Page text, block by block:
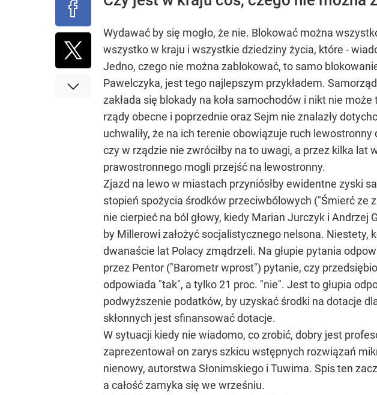
Wydawać by się mogło, że nie. Blokować można
wszystko w kraju i wszystkie dziedziny życia, które -
Jedno, czego nie można zablokować, to samo
Pawelczyka, jest tego najlepszym przykładem.
zakłada się blokady na koła samochodów i nikt nie
rządy obecne i poprzednie oraz Sejm nie znalazły
uchwaliły, że na ich terenie obowiązuje ruch
czy w rządzie nie zwróciłby na to uwagi, a przez kilka
prawostronnego mogli przejść na lewostronny.
Zjazd na lewo w miastach przyniósłby ewidentne zyski
stopień spożycia środków przeciwbólowych ("Śmierć ze
nie cierpieć na ból głowy, kiedy Marian Jurczyk i
by Millerowi założyć socjalistycznego nelsona. Niestety,
dwanaście lat Polacy zmądrzeli. Na głupie pytania
przez Pentor ("Barometr wprost") pytanie, czy
odpowiada "tak", a tylko 21 proc. "nie". Jest to głupia
podwyższenie podatków, by uzyskać środki na dotacje
skłonnych jest sfinansować dotacje.
W sytuacji kiedy nie wiadomo, co zrobić, dobry jest
zaprezentował on zarys szkicu wstępnych rozwiązań
nienowy, autorstwa Słonimskiego i Tuwima. Spis ten
a całość zamyka się we wrześniu.